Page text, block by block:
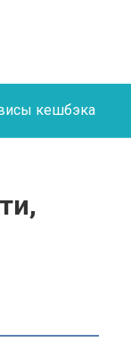
кешбэка